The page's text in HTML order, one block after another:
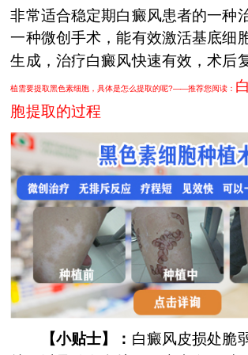
非常适合稳定期白癜风患者的一种
一种微创手术，能有效激活基底细
生成，治疗白癜风快速有效，术后
植需要提取黑色素细胞，具体是怎么提取的呢?——推荐您阅读：
胞提取的过程
【小贴士】： 白癜风皮损处脆